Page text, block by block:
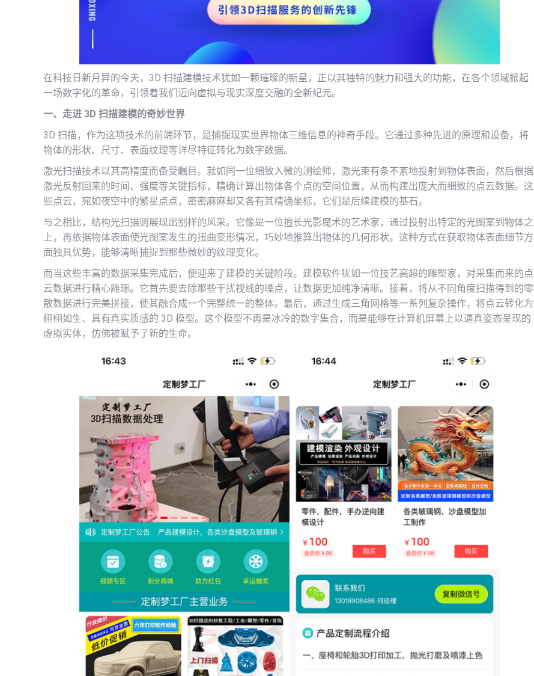
在科技日新月异的今天，3D 扫描建模技术犹如一颗璀璨的新星，正以其独特的魅力和强大的功能，在各个领域掀起
一场数字化的革命，引领着我们迈向虚拟与现实深度交融的全新纪元。
一、走进 3D 扫描建模的奇妙世界
3D 扫描，作为这项技术的前端环节，是捕捉现实世界物体三维信息的神奇手段。它通过多种先进的原理和设备，将
物体的形状、尺寸、表面纹理等详尽特征转化为数字数据。
激光扫描技术以其高精度而备受瞩目。就如同一位细致入微的测绘师，激光束有条不紊地投射到物体表面，然后根据
激光反射回来的时间、强度等关键指标，精确计算出物体各个点的空间位置，从而构建出庞大而细致的点云数据。这
些点云，宛如夜空中的繁星点点，密密麻麻却又各有其精确坐标，它们是后续建模的基石。
与之相比，结构光扫描则展现出别样的风采。它像是一位擅长光影魔术的艺术家，通过投射出特定的光图案到物体之
上，再依据物体表面使光图案发生的扭曲变形情况，巧妙地推算出物体的几何形状。这种方式在获取物体表面细节方
面独具优势，能够清晰捕捉到那些微妙的纹理变化。
而当这些丰富的数据采集完成后，便迎来了建模的关键阶段。建模软件犹如一位技艺高超的雕塑家，对采集而来的点
云数据进行精心雕琢。它首先要去除那些干扰视线的噪点，让数据更加纯净清晰。接着，将从不同角度扫描得到的零
散数据进行完美拼接，使其融合成一个完整统一的整体。最后，通过生成三角网格等一系列复杂操作，将点云转化为
栩栩如生、具有真实质感的 3D 模型。这个模型不再是冰冷的数字集合，而是能够在计算机屏幕上以逼真姿态呈现的
虚拟实体，仿佛被赋予了新的生命。